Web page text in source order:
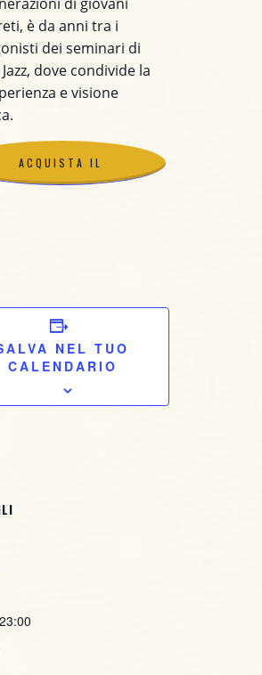
è da anni tra i
dei seminari di
dove condivide la
e visione
ACQUISTA IL
NEL TUO
CALENDARIO